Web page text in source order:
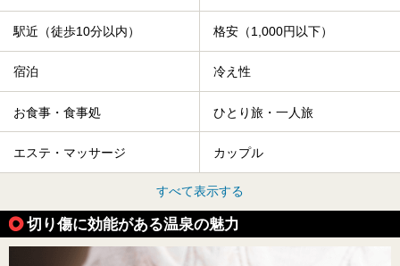
駅近（徒歩10分以内） 格安（1,000円以下）
宿泊 冷え性
お食事・食事処 ひとり旅・一人旅
エステ・マッサージ カップル
すべて表示する
切り傷に効能がある温泉の魅力